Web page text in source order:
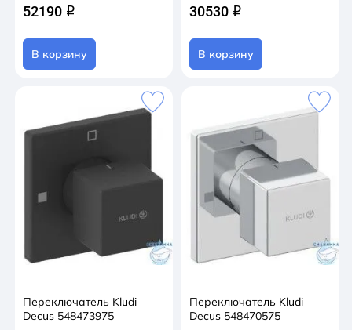
52190 q
В корзину
30530 q
В корзину
Переключатель Kludi
Decus 548473975
Переключатель Kludi
Decus 548470575